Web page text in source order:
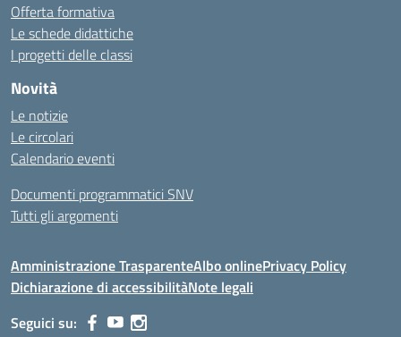
Offerta formativa
Le schede didattiche
I progetti delle classi
Novità
Le notizie
Le circolari
Calendario eventi
Documenti programmatici SNV
Tutti gli argomenti
Amministrazione TrasparenteAlbo onlinePrivacy Policy
Dichiarazione di accessibilitàNote legali
Seguici su: